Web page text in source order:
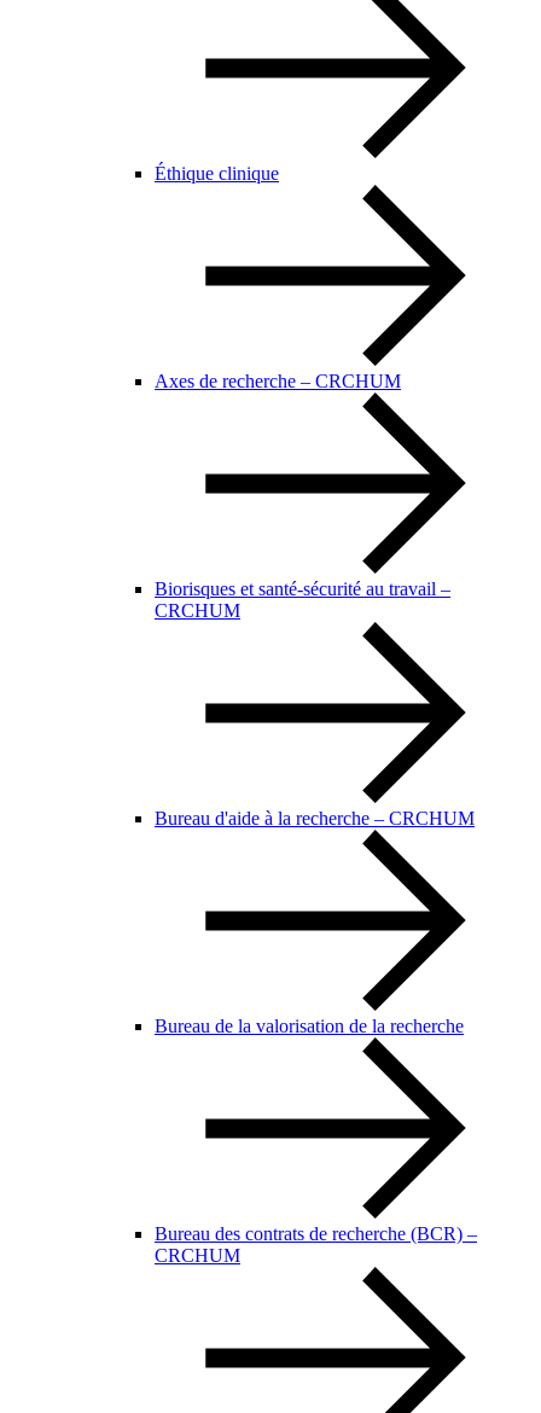
Éthique clinique
Axes de recherche – CRCHUM
Biorisques et santé-sécurité au travail –
CRCHUM
Bureau d'aide à la recherche – CRCHUM
Bureau de la valorisation de la recherche
Bureau des contrats de recherche (BCR) –
CRCHUM